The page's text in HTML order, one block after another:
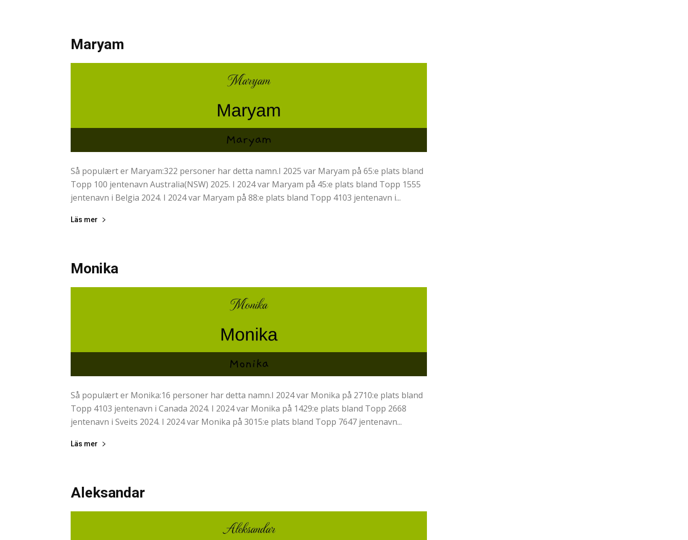
Maryam
Så populært er Maryam:322 personer har detta namn.I 2025 var Maryam på 65:e plats bland
Topp 100 jentenavn Australia(NSW) 2025. I 2024 var Maryam på 45:e plats bland Topp 1555
jentenavn i Belgia 2024. I 2024 var Maryam på 88:e plats bland Topp 4103 jentenavn i...
Läs mer
Monika
Så populært er Monika:16 personer har detta namn.I 2024 var Monika på 2710:e plats bland
Topp 4103 jentenavn i Canada 2024. I 2024 var Monika på 1429:e plats bland Topp 2668
jentenavn i Sveits 2024. I 2024 var Monika på 3015:e plats bland Topp 7647 jentenavn...
Läs mer
Aleksandar